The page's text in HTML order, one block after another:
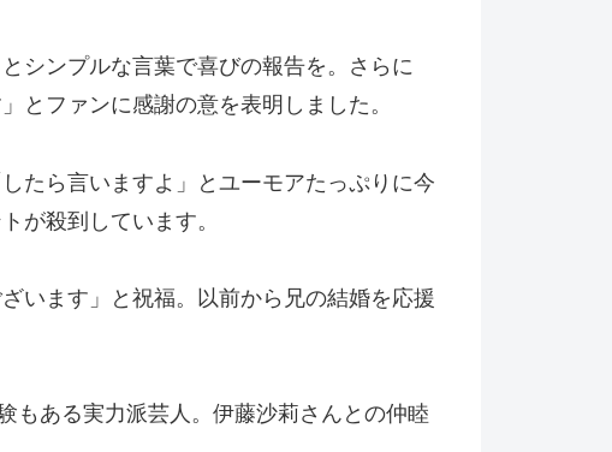
シンプルな言葉で喜びの報告を。さらに
とファンに感謝の意を表明しました。
たら言いますよ」とユーモアたっぷりに今
が殺到しています。
います」と祝福。以前から兄の結婚を応援
もある実力派芸人。伊藤沙莉さんとの仲睦